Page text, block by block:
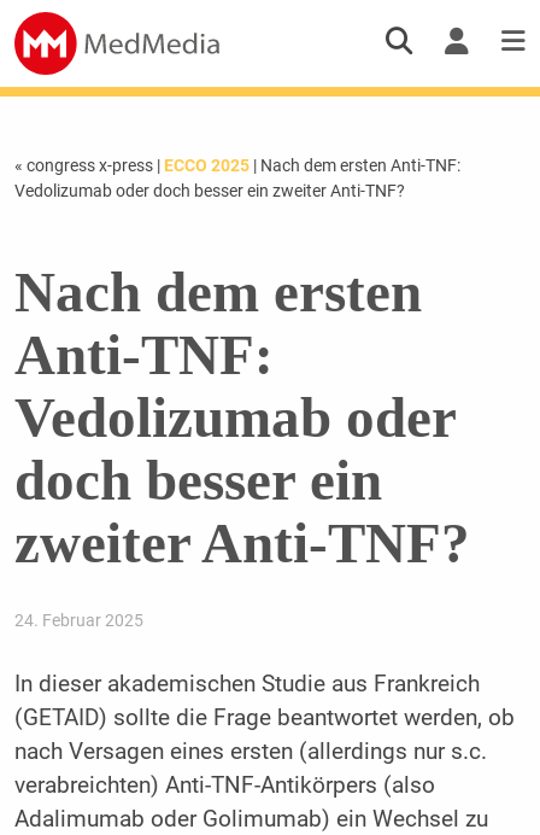
« congress x-press | ECCO 2025| Nach dem ersten Anti-TNF:
Vedolizumab oder doch besser ein zweiter Anti-TNF?
Nach dem ersten
Anti-TNF:
Vedolizumab oder
doch besser ein
zweiter Anti-TNF?
24. Februar 2025
In dieser akademischen Studie aus Frankreich
(GETAID) sollte die Frage beantwortet werden, ob
nach Versagen eines ersten (allerdings nur s.c.
verabreichten) Anti-TNF-Antikörpers (also
Adalimumab oder Golimumab) ein Wechsel zu